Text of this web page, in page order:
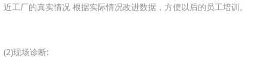
近工厂的真实情况 根据实际情况改进数据，方便以后的员工培训。
(2)现场诊断: